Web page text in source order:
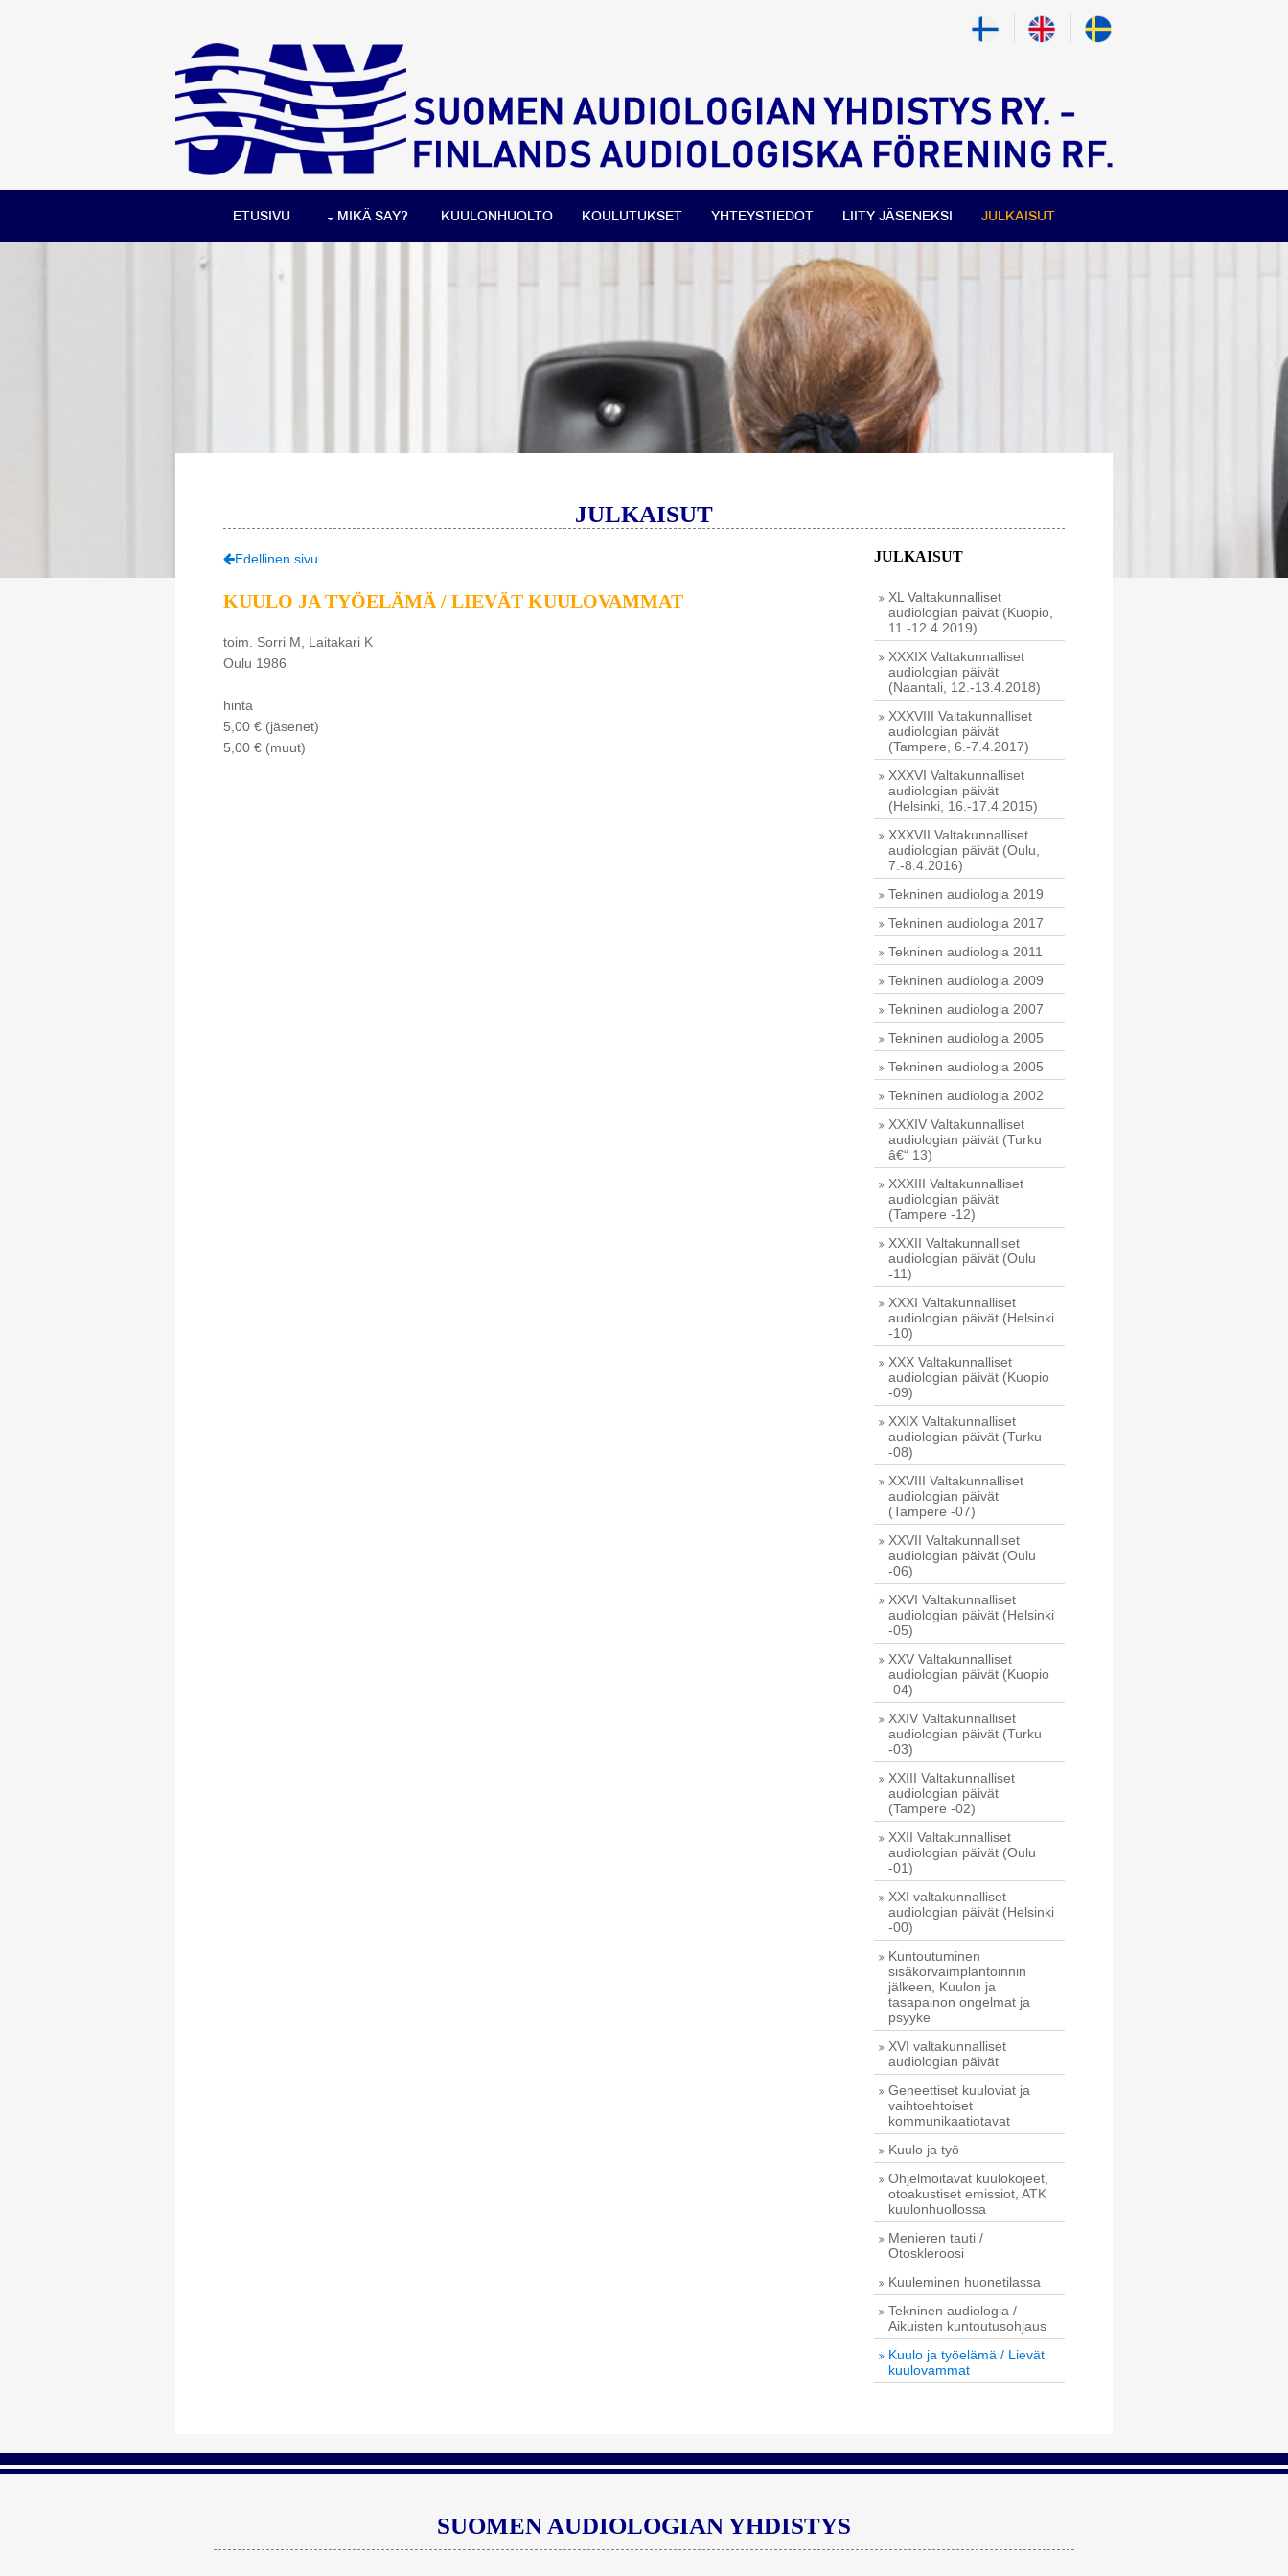
ETUSIVU MIKÄ SAY? KUULONHUOLTO KOULUTUKSET YHTEYSTIEDOT LIITY JÄSENEKSI JULKAISUT
JULKAISUT
Edellinen sivu
KUULO JA TYÖELÄMÄ / LIEVÄT KUULOVAMMAT
toim. Sorri M, Laitakari K
Oulu 1986
hinta
5,00 € (jäsenet)
5,00 € (muut)
JULKAISUT
XL Valtakunnalliset
audiologian päivät (Kuopio,
11.-12.4.2019)
XXXIX Valtakunnalliset
audiologian päivät
(Naantali, 12.-13.4.2018)
XXXVIII Valtakunnalliset
audiologian päivät
(Tampere, 6.-7.4.2017)
XXXVI Valtakunnalliset
audiologian päivät
(Helsinki, 16.-17.4.2015)
XXXVII Valtakunnalliset
audiologian päivät (Oulu,
7.-8.4.2016)
Tekninen audiologia 2019
Tekninen audiologia 2017
Tekninen audiologia 2011
Tekninen audiologia 2009
Tekninen audiologia 2007
Tekninen audiologia 2005
Tekninen audiologia 2005
Tekninen audiologia 2002
XXXIV Valtakunnalliset
audiologian päivät (Turku
â€“ 13)
XXXIII Valtakunnalliset
audiologian päivät
(Tampere -12)
XXXII Valtakunnalliset
audiologian päivät (Oulu
-11)
XXXI Valtakunnalliset
audiologian päivät (Helsinki
-10)
XXX Valtakunnalliset
audiologian päivät (Kuopio
-09)
XXIX Valtakunnalliset
audiologian päivät (Turku
-08)
XXVIII Valtakunnalliset
audiologian päivät
(Tampere -07)
XXVII Valtakunnalliset
audiologian päivät (Oulu
-06)
XXVI Valtakunnalliset
audiologian päivät (Helsinki
-05)
XXV Valtakunnalliset
audiologian päivät (Kuopio
-04)
XXIV Valtakunnalliset
audiologian päivät (Turku
-03)
XXIII Valtakunnalliset
audiologian päivät
(Tampere -02)
XXII Valtakunnalliset
audiologian päivät (Oulu
-01)
XXI valtakunnalliset
audiologian päivät (Helsinki
-00)
Kuntoutuminen
sisäkorvaimplantoinnin
jälkeen, Kuulon ja
tasapainon ongelmat ja
psyyke
XVI valtakunnalliset
audiologian päivät
Geneettiset kuuloviat ja
vaihtoehtoiset
kommunikaatiotavat
Kuulo ja työ
Ohjelmoitavat kuulokojeet,
otoakustiset emissiot, ATK
kuulonhuollossa
Menieren tauti /
Otoskleroosi
Kuuleminen huonetilassa
Tekninen audiologia /
Aikuisten kuntoutusohjaus
Kuulo ja työelämä / Lievät
kuulovammat
SUOMEN AUDIOLOGIAN YHDISTYS